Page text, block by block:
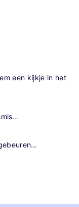
een kijkje in het